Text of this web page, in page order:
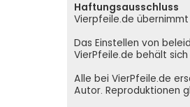
Haftungsausschluss
Vierpfeile.de
Das Einstellen von
VierPfeile.de behält
Alle bei VierPfeile.de
Autor. Reproduktionen